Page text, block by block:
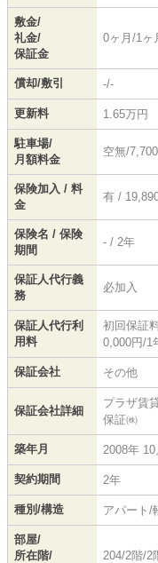
敷金/
礼金/
保証金
0ヶ月/1ヶ
償却/敷引 -/-
更新料 1.65万円
駐車場/
月額料金
空無/
保険加入 / 料
金
有 /
保険名 / 保険
期間
- / 2年
保証人代行義
務
必加入
保証人代行利
用料
初回保証
0,000円/1
保証会社 その他
保証会社詳細
プラザ賃
保証㈱
築年月 2008年
契約期間 2年
種別/構造 アパート/
部屋/
所在階/
204/2階/2